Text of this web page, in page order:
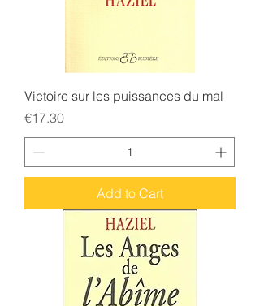
Victoire sur les puissances du mal
Price
€17.30
Add to Cart